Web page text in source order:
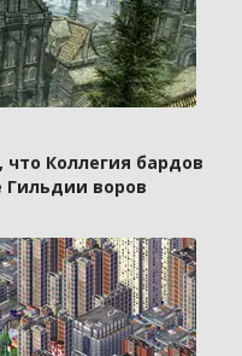
Коллегия бардов
воров